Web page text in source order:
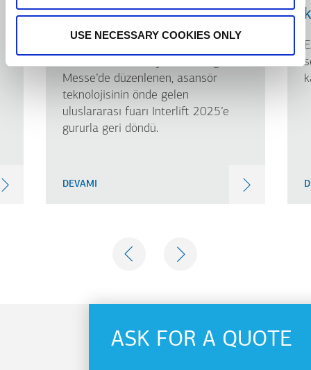
USE NECESSARY COOKIES ONLY
Katılımından Öne Çıkanlar
Messe’de düzenlenen, asansör
teknolojisinin önde gelen
uluslararası fuarı Interlift 2025’e
gururla geri döndü.
DEVAMI
ASK FOR A QUOTE